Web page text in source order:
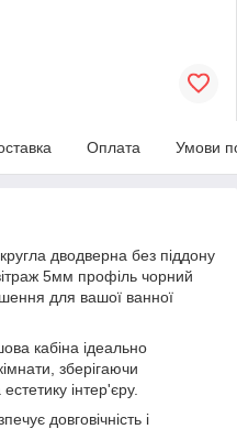
Оплата Умови
дводверна без піддону
5мм профіль чорний
для вашої ванної
кабіна ідеально
зберігаючи
інтер'єру.
довговічність і